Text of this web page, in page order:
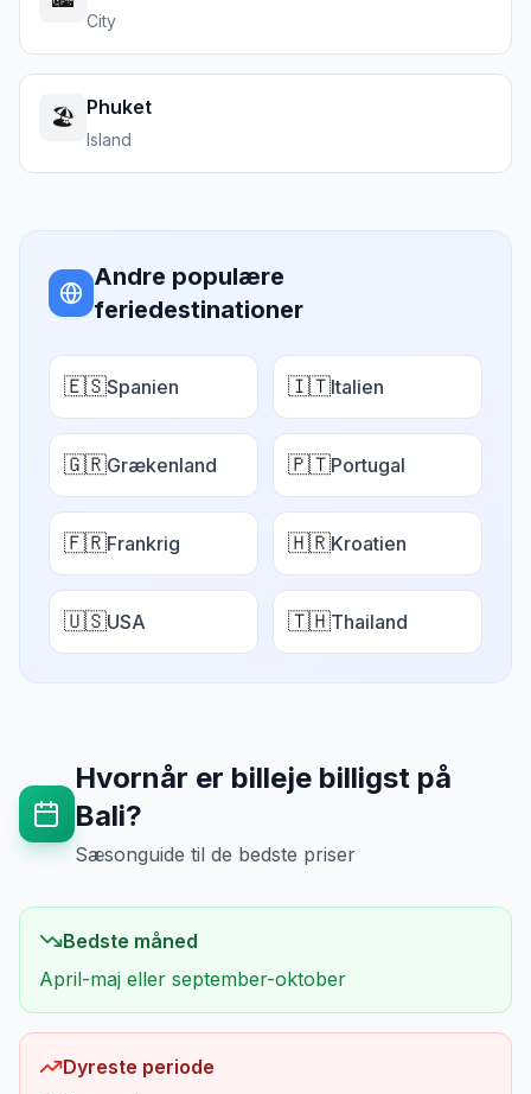
City
🏖️ Phuket
Island
Andre populære
feriedestinationer
🇪🇸Spanien 🇮🇹Italien
🇬🇷Grækenland 🇵🇹Portugal
🇫🇷Frankrig 🇭🇷Kroatien
🇺🇸USA 🇹🇭Thailand
Hvornår er billeje billigst på
Bali?
Sæsonguide til de bedste priser
Bedste måned
April-maj eller september-oktober
Dyreste periode